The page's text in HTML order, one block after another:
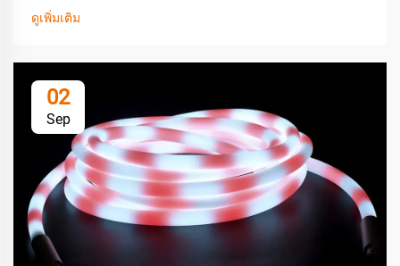
ดูเพิ่มเติม
02
Sep